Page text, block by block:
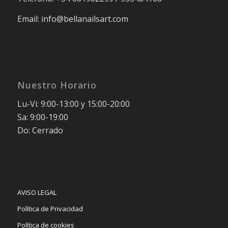
Email: info@bellanailsart.com
Nuestro Horario
Lu-Vi: 9:00-13:00 y 15:00-20:00
Sa: 9:00-19:00
Do: Cerrado
AVISO LEGAL
Política de Privacidad
Política de cookies